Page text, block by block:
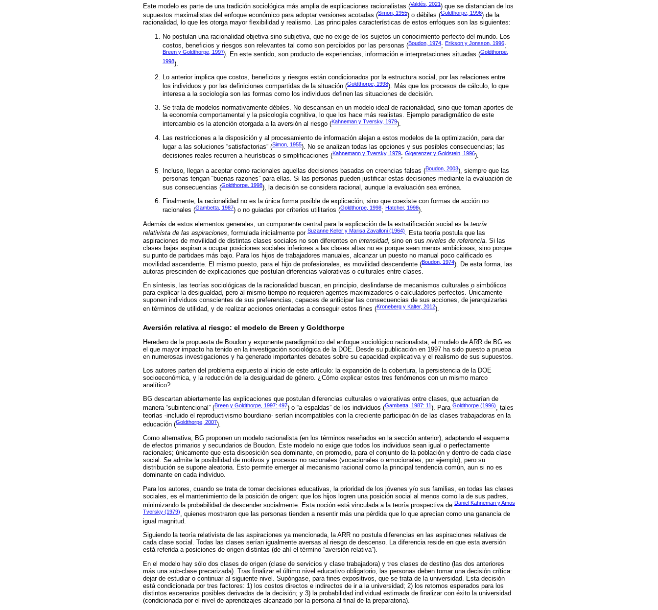
Este modelo es parte de una tradición sociológica más amplia de explicaciones racionalistas (Valdés, 2021) que se distancian de los
supuestos maximalistas del enfoque económico para adoptar versiones acotadas (Simon, 1955) o débiles (Goldthorpe, 1996) de la
racionalidad, lo que les otorga mayor flexibilidad y realismo. Las principales características de estos enfoques son las siguientes:
No postulan una racionalidad objetiva sino subjetiva, que no exige de los sujetos un conocimiento perfecto del mundo. Los
costos, beneficios y riesgos son relevantes tal como son percibidos por las personas (Boudon, 1974; Erikson y Jonsson, 1996;
Breen y Goldthorpe, 1997). En este sentido, son producto de experiencias, información e interpretaciones situadas (Goldthorpe,
1998).
Lo anterior implica que costos, beneficios y riesgos están condicionados por la estructura social, por las relaciones entre
los individuos y por las definiciones compartidas de la situación (Goldthorpe, 1998). Más que los procesos de cálculo, lo que
interesa a la sociología son las formas como los individuos definen las situaciones de decisión.
Se trata de modelos normativamente débiles. No descansan en un modelo ideal de racionalidad, sino que toman aportes de
la economía comportamental y la psicología cognitiva, lo que los hace más realistas. Ejemplo paradigmático de este
intercambio es la atención otorgada a la aversión al riesgo (Kahneman y Tversky, 1979).
Las restricciones a la disposición y al procesamiento de información alejan a estos modelos de la optimización, para dar
lugar a las soluciones “satisfactorias” (Simon, 1955). No se analizan todas las opciones y sus posibles consecuencias; las
decisiones reales recurren a heurísticas o simplificaciones (Kahnemann y Tversky, 1979; Gigerenzer y Goldstein, 1996).
Incluso, llegan a aceptar como racionales aquellas decisiones basadas en creencias falsas (Boudon, 2003), siempre que las
personas tengan “buenas razones” para ellas. Si las personas pueden justificar estas decisiones mediante la evaluación de
sus consecuencias (Goldthorpe, 1998), la decisión se considera racional, aunque la evaluación sea errónea.
Finalmente, la racionalidad no es la única forma posible de explicación, sino que coexiste con formas de acción no
racionales (Gambetta, 1987) o no guiadas por criterios utilitarios (Goldthorpe, 1998; Hatcher, 1998).
Además de estos elementos generales, un componente central para la explicación de la estratificación social es la teoría
relativista de las aspiraciones, formulada inicialmente por Suzanne Keller y Marisa Zavalloni (1964). Esta teoría postula que las
aspiraciones de movilidad de distintas clases sociales no son diferentes en intensidad, sino en sus niveles de referencia . Si las
clases bajas aspiran a ocupar posiciones sociales inferiores a las clases altas no es porque sean menos ambiciosas, sino porque
su punto de partidaes más bajo. Para los hijos de trabajadores manuales, alcanzar un puesto no manual poco calificado es
movilidad ascendente. El mismo puesto, para el hijo de profesionales, es movilidad descendente (Boudon, 1974). De esta forma, las
autoras prescinden de explicaciones que postulan diferencias valorativas o culturales entre clases.
En síntesis, las teorías sociológicas de la racionalidad buscan, en principio, deslindarse de mecanismos culturales o simbólicos
para explicar la desigualdad, pero al mismo tiempo no requieren agentes maximizadores o calculadores perfectos. Únicamente
suponen individuos conscientes de sus preferencias, capaces de anticipar las consecuencias de sus acciones, de jerarquizarlas
en términos de utilidad, y de realizar acciones orientadas a conseguir estos fines (Kroneberg y Kalter, 2012).
Aversión relativa al riesgo: el modelo de Breen y Goldthorpe
Heredero de la propuesta de Boudon y exponente paradigmático del enfoque sociológico racionalista, el modelo de ARR de BG es
el que mayor impacto ha tenido en la investigación sociológica de la DOE. Desde su publicación en 1997 ha sido puesto a prueba
en numerosas investigaciones y ha generado importantes debates sobre su capacidad explicativa y el realismo de sus supuestos.
Los autores parten del problema expuesto al inicio de este artículo: la expansión de la cobertura, la persistencia de la DOE
socioeconómica, y la reducción de la desigualdad de género. ¿Cómo explicar estos tres fenómenos con un mismo marco
analítico?
BG descartan abiertamente las explicaciones que postulan diferencias culturales o valorativas entre clases, que actuarían de
manera “subintencional” (Breen y Goldthorpe, 1997: 497) o “a espaldas” de los individuos (Gambetta, 1987: 11 ). Para Goldthorpe (1996), tales
teorías -incluido el reproductivismo bourdiano- serían incompatibles con la creciente participación de las clases trabajadoras en la
educación (Goldthorpe, 2007).
Como alternativa, BG proponen un modelo racionalista (en los términos reseñados en la sección anterior), adaptando el esquema
de efectos primarios y secundarios de Boudon. Este modelo no exige que todos los individuos sean igual o perfectamente
racionales; únicamente que esta disposición sea dominante, en promedio, para el conjunto de la población y dentro de cada clase
social. Se admite la posibilidad de motivos y procesos no racionales (vocacionales o emocionales, por ejemplo), pero su
distribución se supone aleatoria. Esto permite emerger al mecanismo racional como la principal tendencia común, aun si no es
dominante en cada individuo.
Para los autores, cuando se trata de tomar decisiones educativas, la prioridad de los jóvenes y/o sus familias, en todas las clases
sociales, es el mantenimiento de la posición de origen: que los hijos logren una posición social al menos como la de sus padres,
minimizando la probabilidad de descender socialmente. Esta noción está vinculada a la teoría prospectiva de Daniel Kahneman y Amos
Tversky (1979), quienes mostraron que las personas tienden a resentir más una pérdida que lo que aprecian como una ganancia de
igual magnitud.
Siguiendo la teoría relativista de las aspiraciones ya mencionada, la ARR no postula diferencias en las aspiraciones relativas de
cada clase social. Todas las clases serían igualmente aversas al riesgo de descenso. La diferencia reside en que esta aversión
está referida a posiciones de origen distintas (de ahí el término “aversión relativa”).
En el modelo hay sólo dos clases de origen (clase de servicios y clase trabajadora) y tres clases de destino (las dos anteriores
más una sub-clase precarizada). Tras finalizar el último nivel educativo obligatorio, las personas deben tomar una decisión crítica:
dejar de estudiar o continuar al siguiente nivel. Supóngase, para fines expositivos, que se trata de la universidad. Esta decisión
está condicionada por tres factores: 1) los costos directos e indirectos de ir a la universidad; 2) los retornos esperados para los
distintos escenarios posibles derivados de la decisión; y 3) la probabilidad individual estimada de finalizar con éxito la universidad
(condicionada por el nivel de aprendizajes alcanzado por la persona al final de la preparatoria).